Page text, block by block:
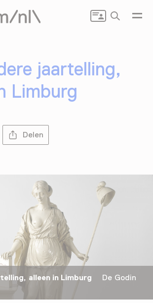
Zoeken
jaartelling,
Limburg
Delen
alleen in Limburg De Godin